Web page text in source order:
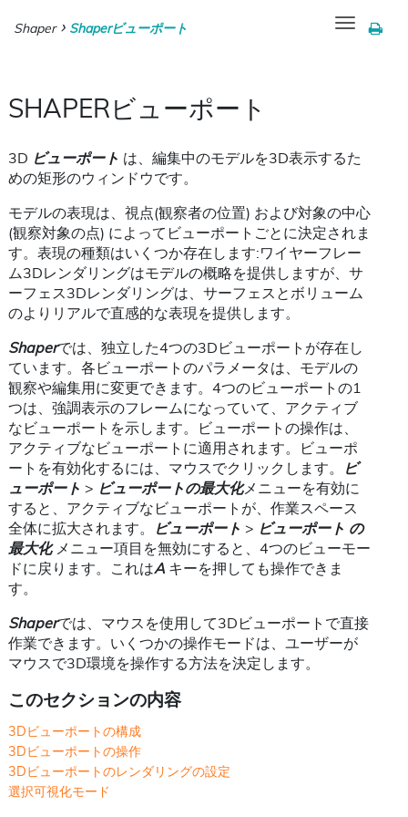
Toggle
navigation
Shaper Shaperビューポート
SHAPERビューポート
3D ビューポート は、編集中のモデルを3D表示するた
めの矩形のウィンドウです。
モデルの表現は、視点(観察者の位置) および対象の中心
(観察対象の点) によってビューポートごとに決定されま
す。表現の種類はいくつか存在します:ワイヤーフレー
ム3Dレンダリングはモデルの概略を提供しますが、サ
ーフェス3Dレンダリングは、サーフェスとボリューム
のよりリアルで直感的な表現を提供します。
Shaperでは、独立した4つの3Dビューポートが存在し
ています。各ビューポートのパラメータは、モデルの
観察や編集用に変更できます。4つのビューポートの1
つは、強調表示のフレームになっていて、アクティブ
なビューポートを示します。ビューポートの操作は、
アクティブなビューポートに適用されます。ビューポ
ートを有効化するには、マウスでクリックします。
ビ
ューポート > ビューポートの最大化メニューを有効に
すると、アクティブなビューポートが、作業スペース
全体に拡大されます。
ビューポート > ビューポート の
最大化メニュー項目を無効にすると、4つのビューモー
ドに戻ります。これはAキーを押しても操作できま
す。
Shaperでは、マウスを使用して3Dビューポートで直接
作業できます。いくつかの操作モードは、ユーザーが
マウスで3D環境を操作する方法を決定します。
このセクションの内容
3Dビューポートの構成
3Dビューポートの操作
3Dビューポートのレンダリングの設定
選択可視化モード